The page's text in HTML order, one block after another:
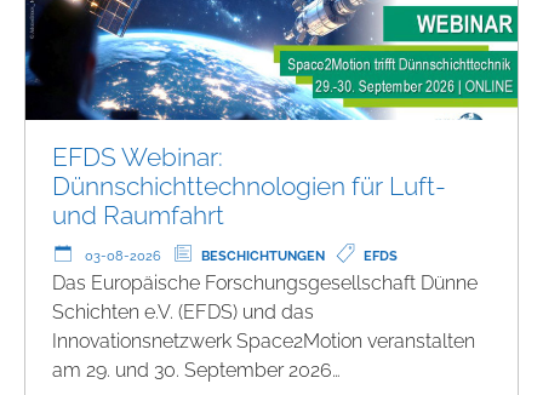
EFDS Webinar:
Dünnschichttechnologien für Luft-
und Raumfahrt
03-08-2026 BESCHICHTUNGEN EFDS
Das Europäische Forschungsgesellschaft Dünne
Schichten e.V. (EFDS) und das
Innovationsnetzwerk Space2Motion veranstalten
am 29. und 30. September 2026…